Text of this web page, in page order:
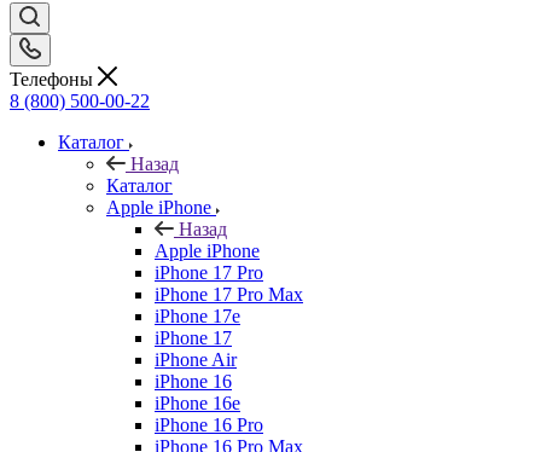
Телефоны
8 (800) 500-00-22
Каталог
Назад
Каталог
Apple iPhone
Назад
Apple iPhone
iPhone 17 Pro
iPhone 17 Pro Max
iPhone 17e
iPhone 17
iPhone Air
iPhone 16
iPhone 16e
iPhone 16 Pro
iPhone 16 Pro Max